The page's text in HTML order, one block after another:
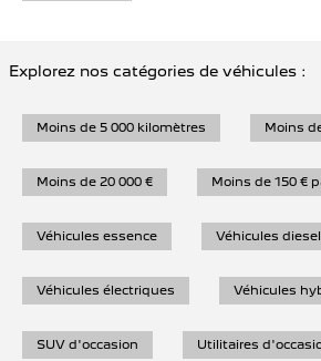
Explorez nos catégories de véhicules :
Moins de 5 000 kilomètres Moins
Moins de 20 000 € Moins de 150 €
Véhicules essence Véhicules diesel
Véhicules électriques Véhicules
SUV d'occasion Utilitaires